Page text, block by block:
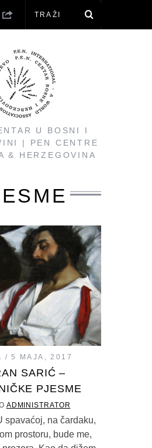
U BOSNI I
| PEN CENTRE
& HERZEGOVINA
5 MAJA, 2017
SARIĆ –
PJESME
ADMINISTRATOR
spavaćoj, na čardaku,
prostoru, bude me,